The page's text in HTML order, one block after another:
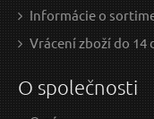
Informácie o
Vrácení zboží do 14
O společnosti